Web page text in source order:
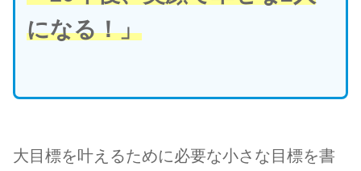
になる！」
大目標を叶えるために必要な小さな目標を書